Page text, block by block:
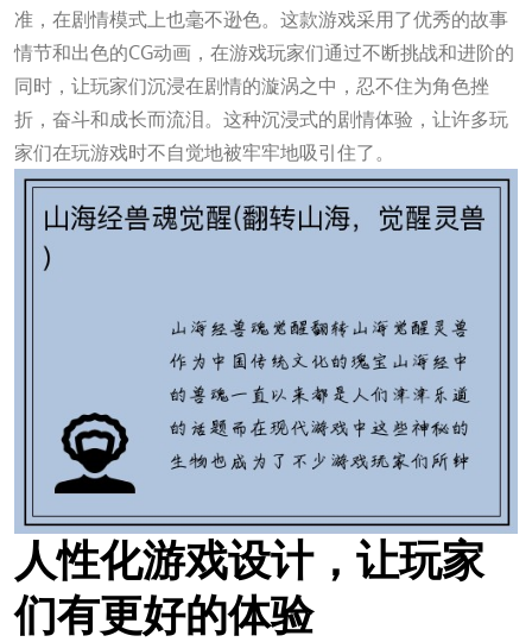
准，在剧情模式上也毫不逊色。这款游戏采用了优秀的故事
情节和出色的CG动画，在游戏玩家们通过不断挑战和进阶的
同时，让玩家们沉浸在剧情的漩涡之中，忍不住为角色挫
折，奋斗和成长而流泪。这种沉浸式的剧情体验，让许多玩
家们在玩游戏时不自觉地被牢牢地吸引住了。
人性化游戏设计，让玩家
们有更好的体验